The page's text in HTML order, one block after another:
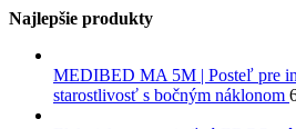
Najlepšie produkty
MEDIBED MA 5M | Posteľ pre
starostlivosť s bočným náklonom